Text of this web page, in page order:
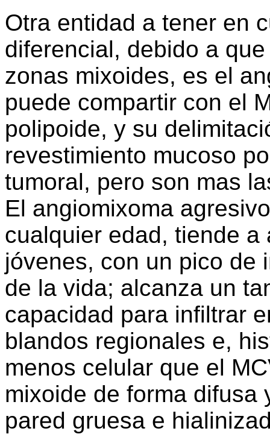
Otra entidad a tener en
diferencial, debido a
zonas mixoides, es el
puede compartir con el
polipoide, y su
revestimiento mucoso
tumoral, pero son mas
El angiomixoma
cualquier edad, tiende
jóvenes, con un pico de
de la vida; alcanza un
capacidad para infiltrar
blandos regionales e,
menos celular que el
mixoide de forma
pared gruesa e